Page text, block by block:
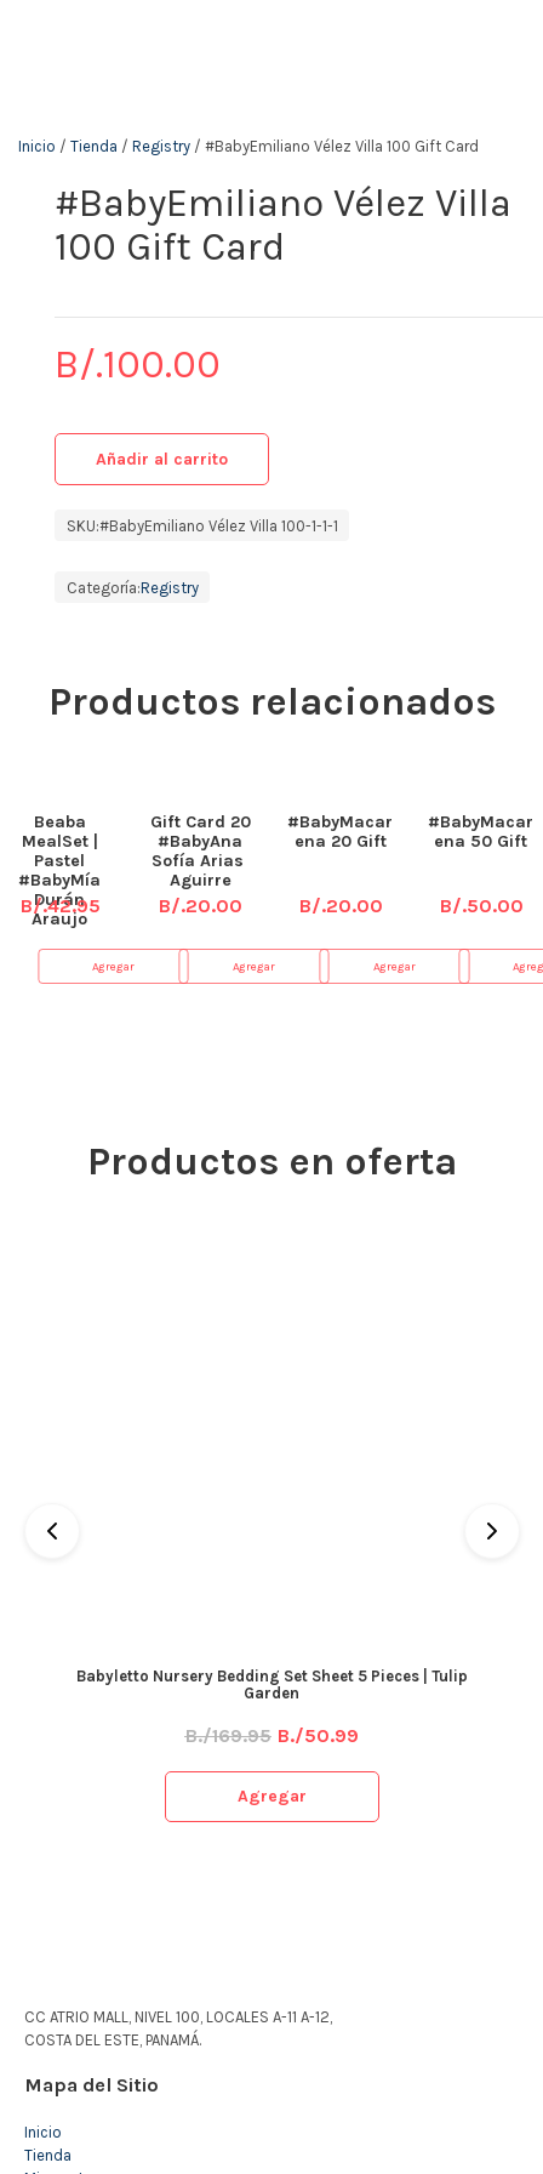
Inicio / Tienda / Registry / #BabyEmiliano Vélez Villa 100 Gift Card
#BabyEmiliano Vélez Villa
100 Gift Card
B/.100.00
Añadir al carrito
SKU:#BabyEmiliano Vélez Villa 100-1-1-1
Categoría:Registry
Productos relacionados
Beaba
MealSet |
Pastel
#BabyMía
Durán
Araujo
B/.42.95
Agregar
Gift Card 20
#BabyAna
Sofía Arias
Aguirre
B/.20.00
Agregar
#BabyMacar
ena 20 Gift
B/.20.00
Agregar
#BabyMacar
ena 50 Gift
B/.50.00
Productos en oferta
Babyletto Nursery Bedding Set Sheet 5 Pieces | Tulip
Garden
B./169.95 B./50.99
Agregar
CC ATRIO MALL, NIVEL 100, LOCALES A-11 A-12,
COSTA DEL ESTE, PANAMÁ.
Mapa del Sitio
Inicio
Tienda